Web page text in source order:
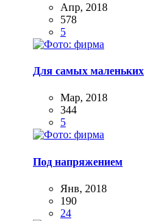
Апр, 2018
578
5
Для самых маленьких
Мар, 2018
344
5
Под напряжением
Янв, 2018
190
24